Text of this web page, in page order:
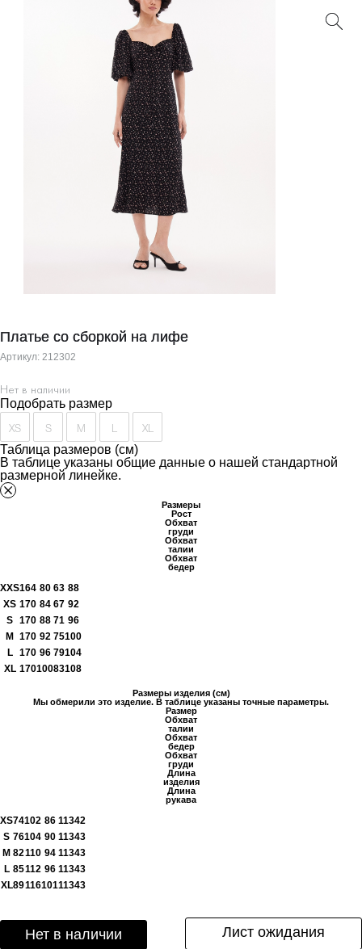
Платье со сборкой на лифе
Артикул: 212302
Нет в наличии
Подобрать размер
XS S M XL
Таблица размеров (см)
В таблице указаны общие данные о нашей стандартной
размерной линейке.
Размеры
Рост
Обхват
груди
Обхват
талии
Обхват
бедер
XXS164 80 63 88
XS 170 84 67 92
S 170 88 71 96
M
170 92 75100
L
170 96 79104
XL 17010083108
Размеры изделия (см)
Мы обмерили это изделие. В таблице указаны точные параметры.
Размер
Обхват
талии
Обхват
бедер
Обхват
груди
Длина
изделия
Длина
рукава
XS74102 86 11342
S 76104 90 11343
M 82110 94 11343
L 85112 96 11343
XL8911610111343
Нет в наличии Лист ожидания